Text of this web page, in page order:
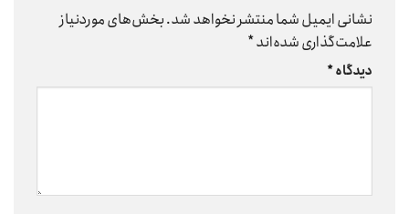
نشانی ایمیل شما منتشر نخواهد شد.بخش‌های موردنیاز
علامت‌گذاری شده‌اند*
دیدگاه*